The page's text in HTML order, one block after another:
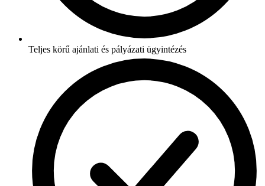
Teljes körű ajánlati és pályázati ügyintézés